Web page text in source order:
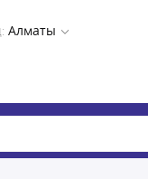
Алматы